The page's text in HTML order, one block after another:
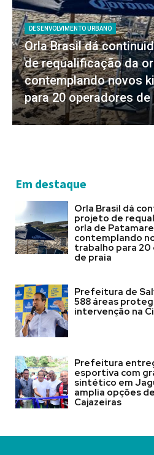
DESENVOLVIMENTO URBANO
Orla Brasil dá
de requalificação da
contemplando novos
para 20 operadores de
Em destaque
Orla Brasil dá
projeto de
orla de
contemplando
trabalho para
de praia
Prefeitura de
588 áreas
intervenção na
Prefeitura
esportiva com
sintético em
amplia opções
Cajazeiras